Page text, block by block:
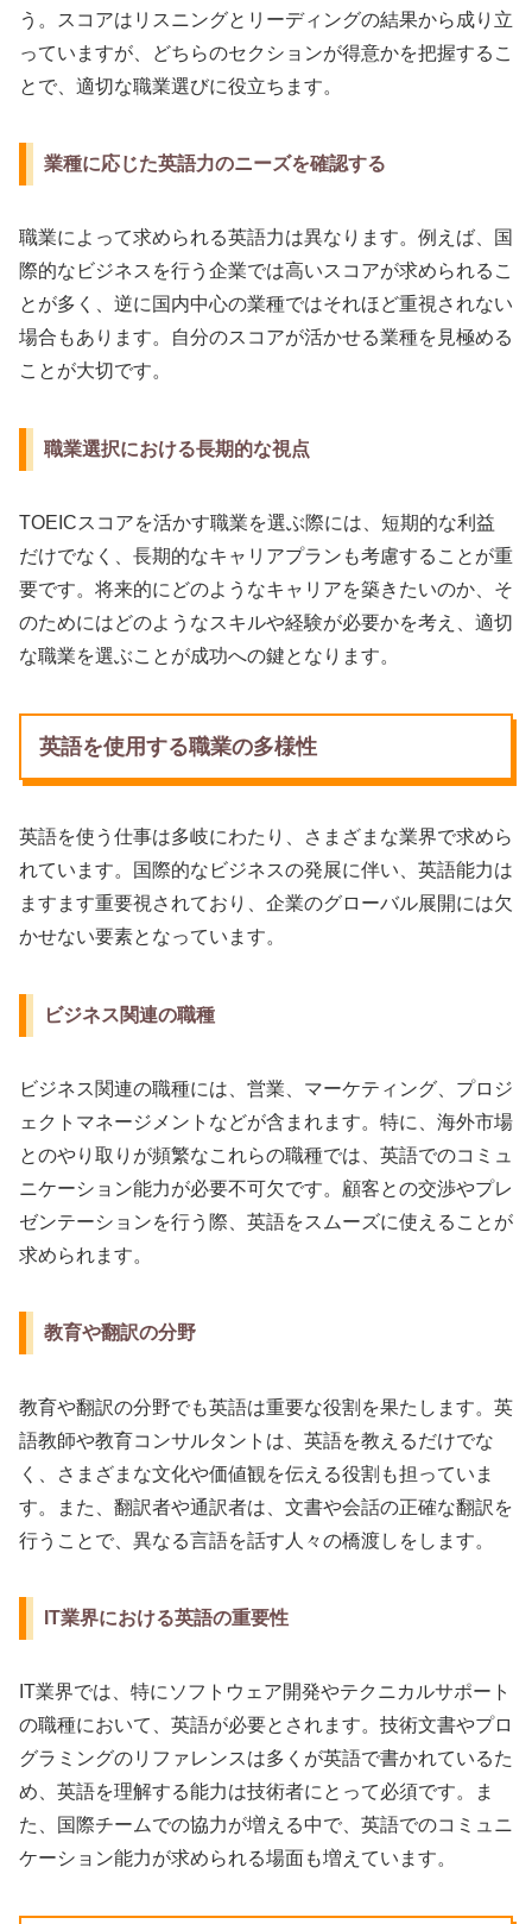
う。スコアはリスニングとリーディングの結果から成り立
っていますが、どちらのセクションが得意かを把握するこ
とで、適切な職業選びに役立ちます。
業種に応じた英語力のニーズを確認する
職業によって求められる英語力は異なります。例えば、国
際的なビジネスを行う企業では高いスコアが求められるこ
とが多く、逆に国内中心の業種ではそれほど重視されない
場合もあります。自分のスコアが活かせる業種を見極める
ことが大切です。
職業選択における長期的な視点
TOEICスコアを活かす職業を選ぶ際には、短期的な利益
だけでなく、長期的なキャリアプランも考慮することが重
要です。将来的にどのようなキャリアを築きたいのか、そ
のためにはどのようなスキルや経験が必要かを考え、適切
な職業を選ぶことが成功への鍵となります。
英語を使用する職業の多様性
英語を使う仕事は多岐にわたり、さまざまな業界で求めら
れています。国際的なビジネスの発展に伴い、英語能力は
ますます重要視されており、企業のグローバル展開には欠
かせない要素となっています。
ビジネス関連の職種
ビジネス関連の職種には、営業、マーケティング、プロジ
ェクトマネージメントなどが含まれます。特に、海外市場
とのやり取りが頻繁なこれらの職種では、英語でのコミュ
ニケーション能力が必要不可欠です。顧客との交渉やプレ
ゼンテーションを行う際、英語をスムーズに使えることが
求められます。
教育や翻訳の分野
教育や翻訳の分野でも英語は重要な役割を果たします。英
語教師や教育コンサルタントは、英語を教えるだけでな
く、さまざまな文化や価値観を伝える役割も担っていま
す。また、翻訳者や通訳者は、文書や会話の正確な翻訳を
行うことで、異なる言語を話す人々の橋渡しをします。
IT業界における英語の重要性
IT業界では、特にソフトウェア開発やテクニカルサポート
の職種において、英語が必要とされます。技術文書やプロ
グラミングのリファレンスは多くが英語で書かれているた
め、英語を理解する能力は技術者にとって必須です。ま
た、国際チームでの協力が増える中で、英語でのコミュニ
ケーション能力が求められる場面も増えています。